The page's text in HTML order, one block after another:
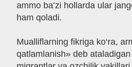
ammo ba’zi hollarda ular
ham qoladi.
Mualliflarning fikriga ko‘ra,
qatlamlanish» deb